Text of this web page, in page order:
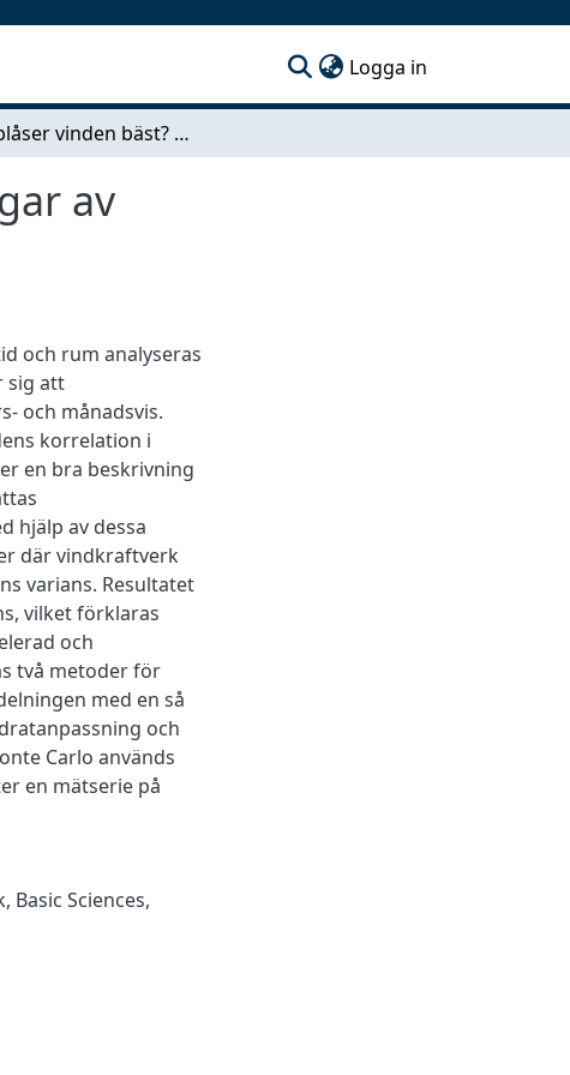
Logga in
Var blåser vinden bäst? Statistiska undersökningar av vindförhållanden för vindkraft
av
och rum analyseras
sig att
och månadsvis.
korrelation i
en bra beskrivning
hjälp av dessa
där vindkraftverk
varians. Resultatet
vilket förklaras
och
två metoder för
med en så
och
Carlo används
en mätserie på
, Basic Sciences,